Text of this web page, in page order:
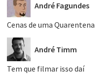
André Fagundes
Cenas de uma Quarentena
André Timm
Tem que filmar isso daí